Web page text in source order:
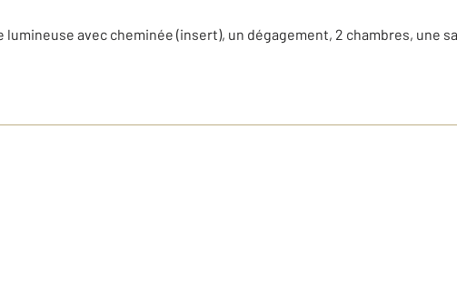
avec cheminée (insert), un dégagement, 2 chambres, une